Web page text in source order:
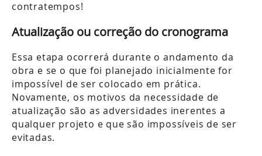
contratempos!
Atualização ou correção do cronograma
Essa etapa ocorrerá durante o andamento da
obra e se o que foi planejado inicialmente for
impossível de ser colocado em prática.
Novamente, os motivos da necessidade de
atualização são as adversidades inerentes a
qualquer projeto e que são impossíveis de ser
evitadas.